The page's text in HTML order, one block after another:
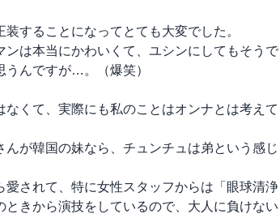
することになってとても大変でした。
は本当にかわいくて、ユシンにしてもそうで
うんですが…。（爆笑）
くて、実際にも私のことはオンナとは考えて
が韓国の妹なら、チュンチュは弟という感じ
されて、特に女性スタッフからは「眼球清浄
きから演技をしているので、大人に負けない